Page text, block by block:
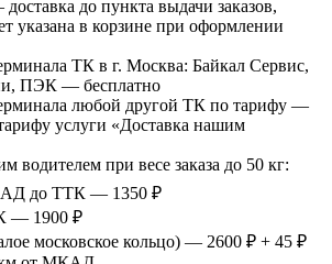
до пункта выдачи заказов,
указана в корзине при оформлении
ТК в г. Москва: Байкал Сервис,
ПЭК — бесплатно
любой другой ТК по тарифу —
услуги «Доставка нашим
водителем при весе заказа до 50 кг:
до ТТК — 1350 ₽
— 1900 ₽
московское кольцо) — 2600 ₽ + 45 ₽